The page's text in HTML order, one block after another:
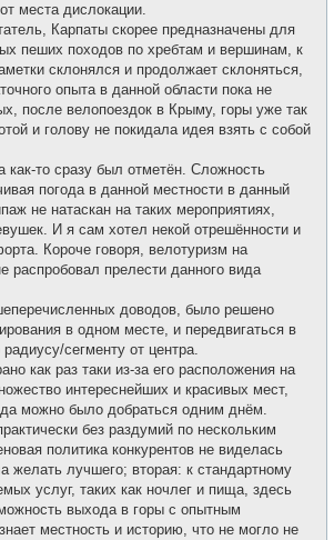
места дислокации.
Карпаты скорее предназначены для
пеших походов по хребтам и вершинам, к
склонялся и продолжает склоняться,
опыта в данной области пока не
после велопоездок в Крыму, горы уже так
и голову не покидала идея взять с собой
как-то сразу был отметён. Сложность
погода в данной местности в данный
не натаскан на таких мероприятиях,
И я сам хотел некой отрешённости и
Короче говоря, велотуризм на
распробовал прелести данного вида
доводов, было решено
в одном месте, и передвигаться в
сегменту от центра.
как раз таки из-за его расположения на
интереснейших и красивых мест,
можно было добраться одним днём.
без раздумий по нескольким
политика конкурентов не виделась
желать лучшего; вторая: к стандартному
услуг, таких как ночлег и пища, здесь
выхода в горы с опытным
местность и историю, что не могло не